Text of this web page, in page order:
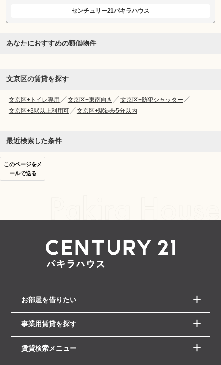
センチュリー21パキラハウス
あなたにおすすめの類似物件
文京区の賃貸を探す
文京区+トイレ専用 文京区+東南向き
文京区+防犯シャッター
文京区+3駅以上利用可
文京区+駅徒歩5分以内
最近検索した条件
このページをメ
ールで送る
お部屋を借りたい
事業用賃貸を探す
賃貸検索メニュー